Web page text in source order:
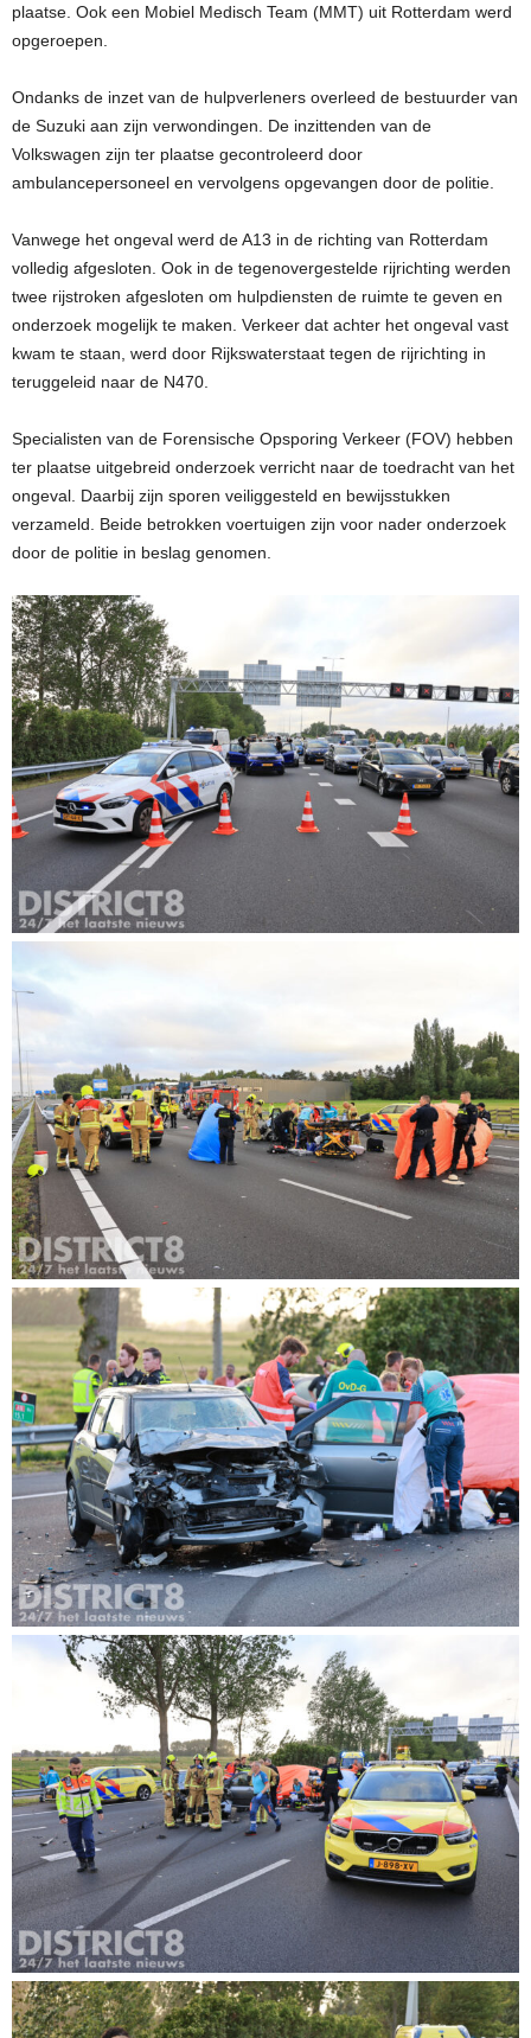
plaatse. Ook een Mobiel Medisch Team (MMT) uit Rotterdam werd
opgeroepen.
Ondanks de inzet van de hulpverleners overleed de bestuurder van
de Suzuki aan zijn verwondingen. De inzittenden van de
Volkswagen zijn ter plaatse gecontroleerd door
ambulancepersoneel en vervolgens opgevangen door de politie.
Vanwege het ongeval werd de A13 in de richting van Rotterdam
volledig afgesloten. Ook in de tegenovergestelde rijrichting werden
twee rijstroken afgesloten om hulpdiensten de ruimte te geven en
onderzoek mogelijk te maken. Verkeer dat achter het ongeval vast
kwam te staan, werd door Rijkswaterstaat tegen de rijrichting in
teruggeleid naar de N470.
Specialisten van de Forensische Opsporing Verkeer (FOV) hebben
ter plaatse uitgebreid onderzoek verricht naar de toedracht van het
ongeval. Daarbij zijn sporen veiliggesteld en bewijsstukken
verzameld. Beide betrokken voertuigen zijn voor nader onderzoek
door de politie in beslag genomen.